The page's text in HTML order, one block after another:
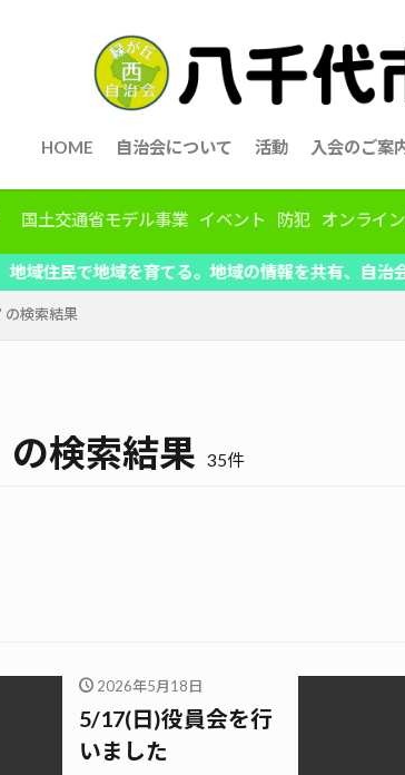
HOME 自治会について 活動 入会のご案
国土交通省モデル事業 イベント 防犯 オンライ
を育てる。地域の情報を共有、自治会活動の全てを
の検索結果
の検索結果 35件
2026年5月18日
5/17(日)役員会を行
いました